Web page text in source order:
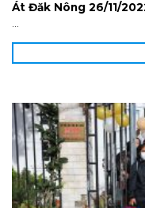
Át Đăk Nông 26/11/
...